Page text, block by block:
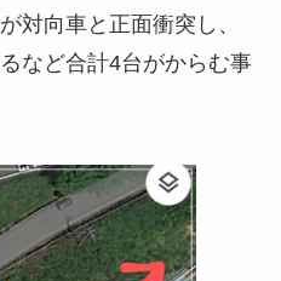
対向車と正面衝突し、
など合計4台がからむ事